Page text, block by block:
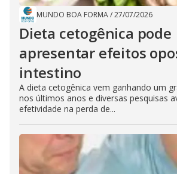
MUNDO BOA FORMA/27/07/2026
Dieta cetogênica pode
apresentar efeitos
intestino
A dieta cetogênica vem ganhando um
nos últimos anos e diversas pesquisas
efetividade na perda de...